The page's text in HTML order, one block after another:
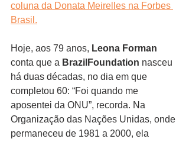
coluna da Donata Meirelles na Forbes
Brasil.
Hoje, aos 79 anos, Leona Forman
conta que a BrazilFoundation nasceu
há duas décadas, no dia em que
completou 60: “Foi quando me
aposentei da ONU”, recorda. Na
Organização das Nações Unidas, onde
permaneceu de 1981 a 2000, ela